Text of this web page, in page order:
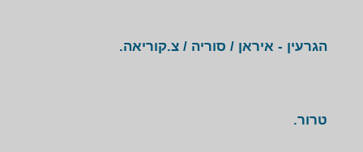
הגרעין - איראן / סוריה / צ.קוריאה.
טרור.